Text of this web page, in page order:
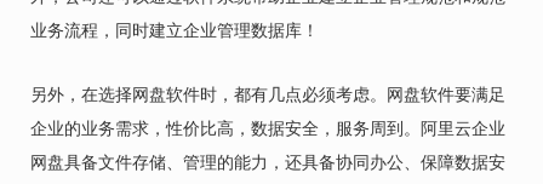
业务流程，同时建立企业管理数据库！
另外，在选择网盘软件时，都有几点必须考虑。网盘软件要满足
企业的业务需求，性价比高，数据安全，服务周到。阿里云企业
网盘具备文件存储、管理的能力，还具备协同办公、保障数据安